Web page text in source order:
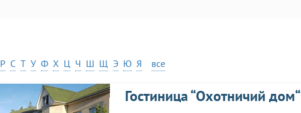
Р С Т У Ф Х Ц Ч Ш Щ Э Ю Я все
Гостиница “Охотничий дом“